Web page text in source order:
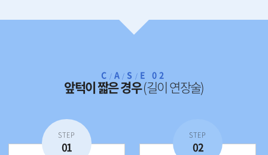
C / A / S / E 02
앞턱이 짧은 경우(길이 연장술)
STEP
01
STEP
02